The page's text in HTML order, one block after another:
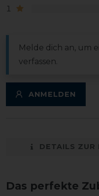
1
Melde dich an, um
verfassen.
ANMELDEN
DETAILS ZUR
Das perfekte